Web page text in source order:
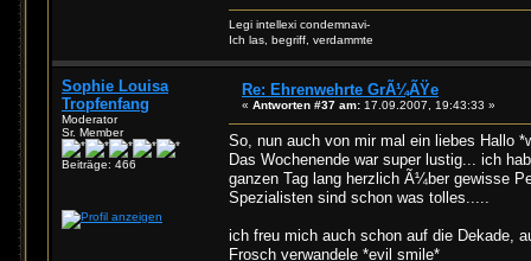
Legi intellexi condemnavi-
Ich las, begriff, verdammte
Sophie Louisa
Tropfenfang
Moderator
Sr. Member
Beiträge: 466
Re: Ehrenwehrte GrÃ¼ÃŸe
« Antworten #37 am: 17.09.2007, 19:43:33 »
So, nun auch von mir mal ein liebes Hallo
Das Wochenende war super lustig... ich
ganzen Tag lang herzlich Ã¼ber gewisse
Spezialisten sind schon was tolles.....
ich freu mich auch schon auf die Dekade,
Frosch verwandele *evil smile*